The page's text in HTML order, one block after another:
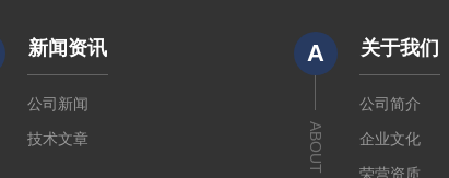
新闻资讯
公司新闻
技术文章
A
ABOUT US
关于我们
公司简介
企业文化
荣营资质